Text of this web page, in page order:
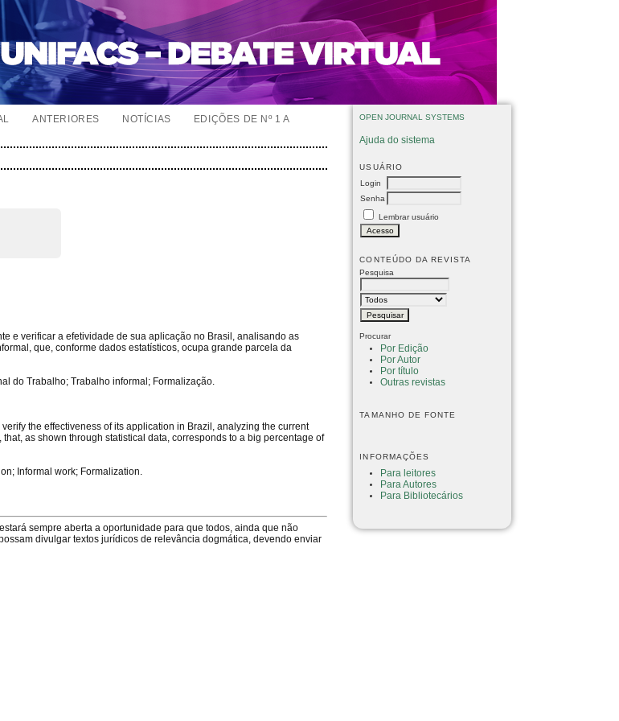
OPEN JOURNAL SYSTEMS
Ajuda do sistema
USUÁRIO
Login
Senha
Lembrar usuário
CONTEÚDO DA REVISTA
Pesquisa
Procurar
Por Edição
Por Autor
Por título
Outras revistas
TAMANHO DE FONTE
INFORMAÇÕES
Para leitores
Para Autores
Para Bibliotecários
ANTERIORES NOTÍCIAS
EDIÇÕES DE Nº 1 A
e verificar a efetividade de sua aplicação no Brasil, analisando as
que, conforme dados estatísticos, ocupa grande parcela da
do Trabalho; Trabalho informal; Formalização.
the effectiveness of its application in Brazil, analyzing the current
as shown through statistical data, corresponds to a big percentage of
Informal work; Formalization.
sempre aberta a oportunidade para que todos, ainda que não
divulgar textos jurídicos de relevância dogmática, devendo enviar